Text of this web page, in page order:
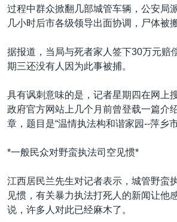
GEN Z 看美国
过程中群众掀翻几部城管车辆，公安局
几小时后市各级领导出面协调，尸体被
据报道，当局与死者家人签下30万元赔
期三还没有人因为此事被捕。
具有讽刺意味的是，记者星期四在网上
政府官方网站上几个月前曾登载一篇介
章，题目是“温情执法构和谐家园--萍乡
*一般民众对野蛮执法司空见惯*
江西居民兰先生对记者表示，城管野蛮
见惯，有关暴力执法打死人的新闻让他
说，许多人对此已经麻木了。